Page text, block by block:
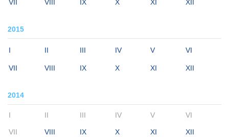
VII VIII IX X XI XII
2015
I II III IV V VI
VII VIII IX X XI XII
2014
I II III IV V VI
VII VIII IX X XI XII